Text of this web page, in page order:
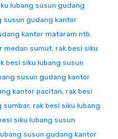
lubang susun gudang
susun gudang kantor
kantor mataram ntb,
medan sumut, rak besi siku
besi siku lubang susun
susun gudang kantor
kantor pacitan, rak besi
sumbar, rak besi siku lubang
siku lubang susun
susun gudang kantor